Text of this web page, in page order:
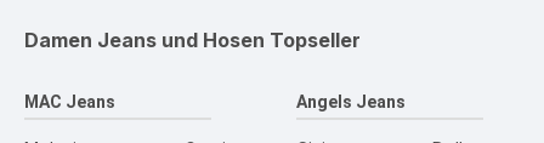
Damen Jeans und Hosen Topseller
MAC Jeans Angels Jeans